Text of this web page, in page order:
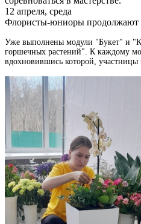
12 апреля, среда
Флористы-юниоры продолжают
Уже выполнены модули "Букет" и
горшечных растений". К каждому
вдохновившись которой, участницы